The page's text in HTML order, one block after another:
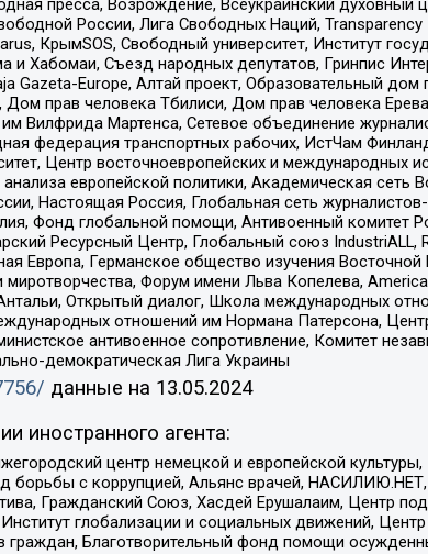
пресса, Возрождение, Всеукраинский духовный
России, Лига Свободных Наций,
КрымSOS, Свободный университет, Институт
и Хабомаи, Съезд народных депутатов, Гринпис
Gazeta-Europe, Алтай проект, Образовательный
прав человека Тбилиси, Дом прав человека
Вилфрида Мартенса, Сетевое объединение
федерация транспортных рабочих, ИстЧам
Центр восточноевропейских и
европейской политики, Академическая сеть
Настоящая Россия, Глобальная сеть
Фонд глобальной помощи, Антивоенный комитет
Ресурсный Центр, Глобальный союз IndustriALL,
Европа, Германское общество изучения
Форум имени Льва Копелева,
Открытый диалог, Школа международных
отношений им Нормана Патерсона,
антивоенное сопротивление, Комитет
демократическая Лига Украины
данные на 13.05.2024
иностранного агента:
центр немецкой и европейской
борьбы с коррупцией, Альянс врачей,
Гражданский Союз, Хасдей Ерушалаим, Центр
глобализации и социальных движений,
Благотворительный фонд помощи